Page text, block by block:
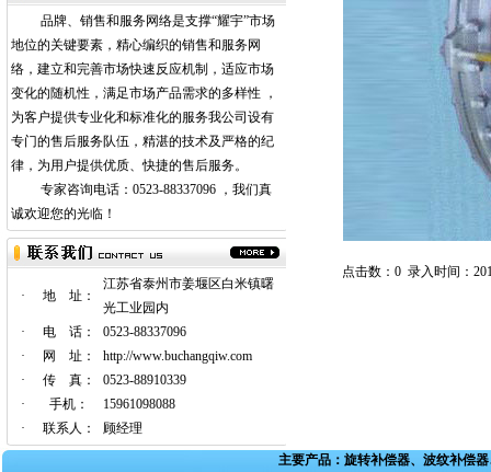
品牌、销售和服务网络是支撑“耀宇”市场
地位的关键要素，精心编织的销售和服务网
络，建立和完善市场快速反应机制，适应市场
变化的随机性，满足市场产品需求的多样性 ，
为客户提供专业化和标准化的服务我公司设有
专门的售后服务队伍，精湛的技术及严格的纪
律，为用户提供优质、快捷的售后服务。
专家咨询电话：0523-88337096 ，我们真
诚欢迎您的光临！
· 地 址：
江苏省泰州市姜堰区白米镇曙
光工业园内
·
电 话：
0523-88337096
·
网 址：
http://www.buchangqiw.com
·
传 真：
0523-88910339
·
手机：
15961098088
·
联系人： 顾经理
点击数：0 录入时间：
主要产品： 旋转补偿器、 波纹补偿器